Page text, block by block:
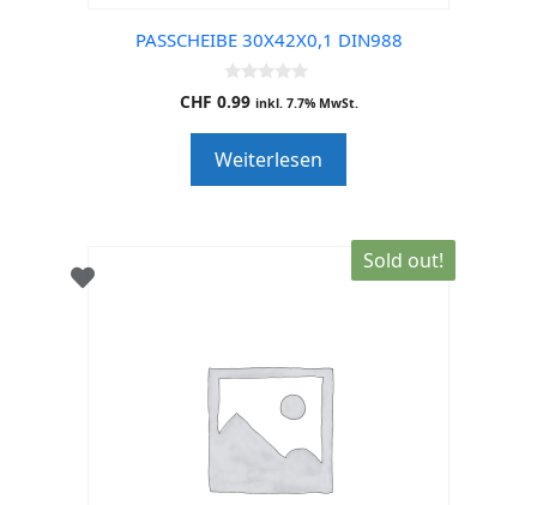
PASSCHEIBE 30X42X0,1 DIN988
0
o
o
f
5
CHF 0.99 inkl. 7.7% MwSt.
Weiterlesen
Sold out!